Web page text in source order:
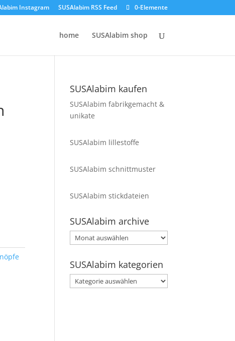
Instagram SUSAlabim RSS Feed 0-Elemente
home SUSAlabim shop
SUSAlabim kaufen
SUSAlabim fabrikgemacht &
unikate
SUSAlabim lillestoffe
SUSAlabim schnittmuster
SUSAlabim stickdateien
SUSAlabim archive
SUSAlabim
archive
SUSAlabim kategorien
SUSAlabim
kategorien